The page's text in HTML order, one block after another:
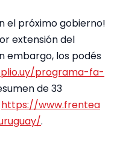
el próximo gobierno!
extensión del
embargo, los podés
programa-fa-
de 33
https://www.frentea
.